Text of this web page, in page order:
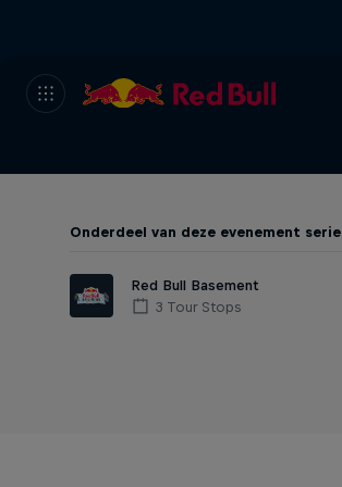
Onderdeel van deze evenement serie
Red Bull Basement
3 Tour Stops